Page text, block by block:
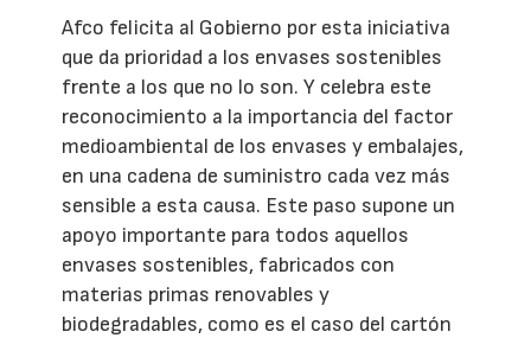
Afco felicita al Gobierno por esta iniciativa
que da prioridad a los envases sostenibles
frente a los que no lo son. Y celebra este
reconocimiento a la importancia del factor
medioambiental de los envases y embalajes,
en una cadena de suministro cada vez más
sensible a esta causa. Este paso supone un
apoyo importante para todos aquellos
envases sostenibles, fabricados con
materias primas renovables y
biodegradables, como es el caso del cartón